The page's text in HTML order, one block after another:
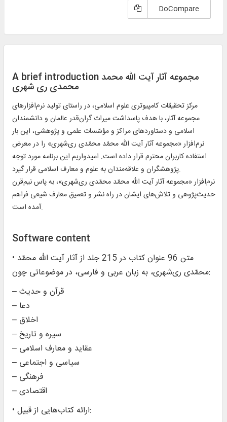
DoCompare
A brief introduction مجموعه آثار آیت ‌الله محمد
محمدی ری‌ شهری
مرکز تحقیقات کامپیوتری علوم اسلامی، در راستای تولید نرم‌افزارهای
مجموعه آثار، با هدف پاسداشت میراث گران‌قدر عالمان و دانشمندان
اسلامی و دستاوردهای مراکز و مؤسّسات علمی و پژوهشی، این بار
نرم‌افزار «مجموعه آثار آیت ‌الله محمّد محمّدی ری‌شهری» را در معرض
استفاده کاربران محترم قرار داده است. امیدواریم این برنامه مورد توجه
پژوهشگران و علاقه‌مندان به علوم و معارف اسلامی قرار گیرد.
نرم‌افزار «مجموعه آثار آیت ‌الله محمّد محمّدی ری‌شهری»، به پاس نیم‌قرن
حدیث‌پژوهی و تلاش‌های ایشان در راه نشر و تعمیق معارف شیعی فراهم
آمده است.
Software content
• متن 96 عنوان کتاب در 215 جلد از آثار آیت ‌الله محمّد
محمّدی ری‌شهری، به زبان عربی و فارسی، در موضوعاتی چون:
– قرآن و حدیث
– دعا
– اخلاق
– سیره و تاریخ
– عقاید و معارف اسلامی
– سیاسی و اجتماعی
– فرهنگی
– اقتصادی
• ارائه کتاب‌هایی از قبیل: